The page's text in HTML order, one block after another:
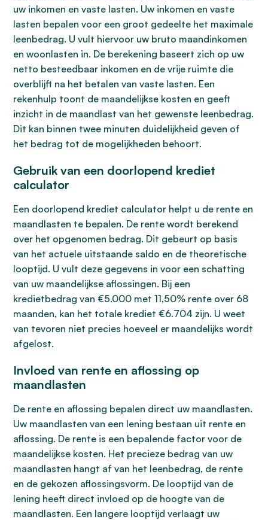
uw inkomen en vaste lasten. Uw inkomen en vaste
lasten bepalen voor een groot gedeelte het maximale
leenbedrag. U vult hiervoor uw bruto maandinkomen
en woonlasten in. De berekening baseert zich op uw
netto besteedbaar inkomen en de vrije ruimte die
overblijft na het betalen van vaste lasten. Een
rekenhulp toont de maandelijkse kosten en geeft
inzicht in de maandlast van het gewenste leenbedrag.
Dit kan binnen twee minuten duidelijkheid geven of
het bedrag tot de mogelijkheden behoort.
Gebruik van een doorlopend krediet
calculator
Een doorlopend krediet calculator helpt u de rente en
maandlasten te bepalen. De rente wordt berekend
over het opgenomen bedrag. Dit gebeurt op basis
van het actuele uitstaande saldo en de theoretische
looptijd. U vult deze gegevens in voor een schatting
van uw maandelijkse aflossingen. Bij een
kredietbedrag van €5.000 met 11,50% rente over 68
maanden, kan het totale krediet €6.704 zijn. U weet
van tevoren niet precies hoeveel er maandelijks wordt
afgelost.
Invloed van rente en aflossing op
maandlasten
De rente en aflossing bepalen direct uw maandlasten.
Uw maandlasten van een lening bestaan uit rente en
aflossing. De rente is een bepalende factor voor de
maandelijkse kosten. Het precieze bedrag van uw
maandlasten hangt af van het leenbedrag, de rente
en de gekozen aflossingsvorm. De looptijd van de
lening heeft direct invloed op de hoogte van de
maandlasten. Een langere looptijd verlaagt uw